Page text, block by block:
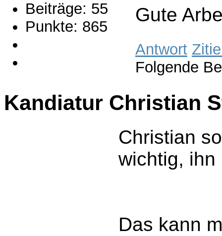
Beiträge: 55
Punkte: 865
Gute
Antwort
Folgende
Kandiatur Christian
Christian
wichtig, ihn
Das kann